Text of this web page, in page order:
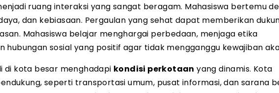
ruang interaksi yang sangat beragam. Mahasiswa bertemu
dan kebiasaan. Pergaulan yang sehat dapat memberikan
Mahasiswa belajar menghargai perbedaan, menjaga etika
hubungan sosial yang positif agar tidak mengganggu kewajiban
di kota besar menghadapi kondisi perkotaan yang dinamis. Kota
seperti transportasi umum, pusat informasi, dan sarana